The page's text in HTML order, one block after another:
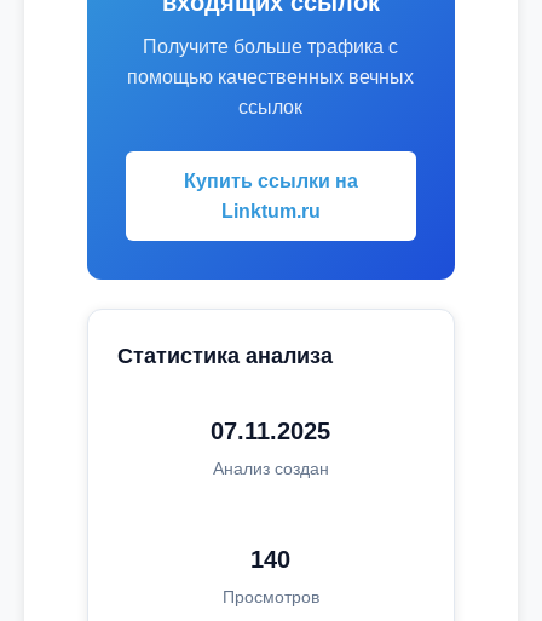
Получите больше трафика с
помощью качественных вечных
ссылок
Купить ссылки на
Linktum.ru
Статистика анализа
07.11.2025
Анализ создан
140
Просмотров